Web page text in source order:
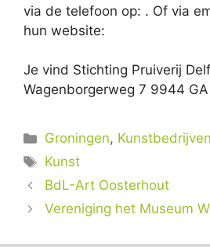
via de telefoon op: . Of via
hun website:
Je vind Stichting Pruiverij
Wagenborgerweg 7 9944
Categorieën
Groningen, Kunstbedrijven
Tags
Kunst
BdL-Art Oosterhout
Vereniging het Museum